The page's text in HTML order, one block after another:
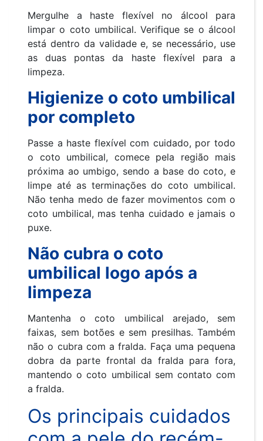
Mergulhe a haste flexível no álcool para
limpar o coto umbilical. Verifique se o álcool
está dentro da validade e, se necessário, use
as duas pontas da haste flexível para a
limpeza.
Higienize o coto umbilical
por completo
Passe a haste flexível com cuidado, por todo
o coto umbilical, comece pela região mais
próxima ao umbigo, sendo a base do coto, e
limpe até as terminações do coto umbilical.
Não tenha medo de fazer movimentos com o
coto umbilical, mas tenha cuidado e jamais o
puxe.
Não cubra o coto
umbilical logo após a
limpeza
Mantenha o coto umbilical arejado, sem
faixas, sem botões e sem presilhas. Também
não o cubra com a fralda. Faça uma pequena
dobra da parte frontal da fralda para fora,
mantendo o coto umbilical sem contato com
a fralda.
Os principais cuidados